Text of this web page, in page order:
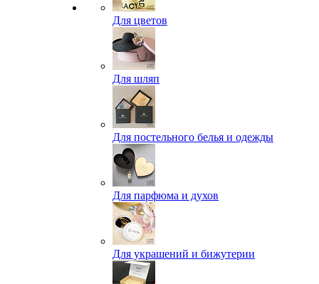
Для цветов
Для шляп
Для постельного белья и одежды
Для парфюма и духов
Для украшений и бижутерии